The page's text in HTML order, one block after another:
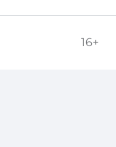
16+